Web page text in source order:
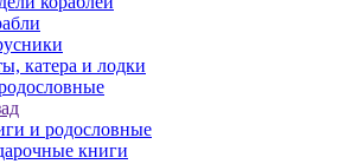
катера и лодки
и родословные
книги